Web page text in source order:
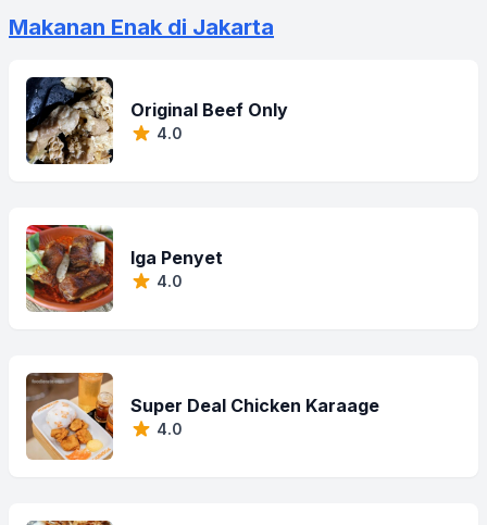
Makanan Enak di Jakarta
Original Beef Only
4.0
Iga Penyet
4.0
Super Deal Chicken Karaage
4.0